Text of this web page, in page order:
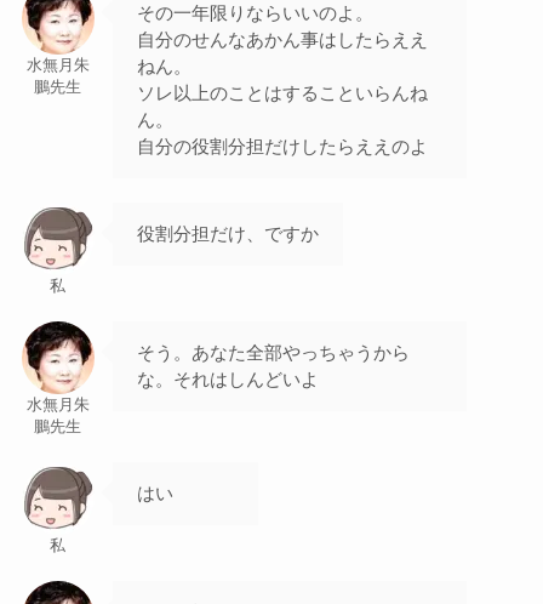
水無月朱
鵬先生
その一年限りならいいのよ。
自分のせんなあかん事はしたらええ
ねん。
ソレ以上のことはすることいらんね
ん。
自分の役割分担だけしたらええのよ
私
役割分担だけ、ですか
水無月朱
鵬先生
そう。あなた全部やっちゃうから
な。それはしんどいよ
私
はい